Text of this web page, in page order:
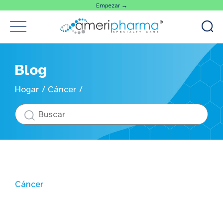
Empezar →
Blog
Hogar / Cáncer /
Cáncer